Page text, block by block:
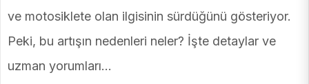
ve motosiklete olan ilgisinin sürdüğünü gösteriyor.
Peki, bu artışın nedenleri neler? İşte detaylar ve
uzman yorumları...